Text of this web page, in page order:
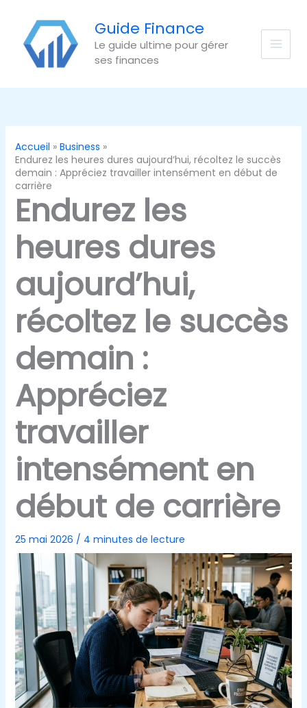
contenu
Guide Finance
Le guide ultime pour gérer
ses finances
Accueil
Business
Endurez les heures dures aujourd’hui, récoltez le succès
demain : Appréciez travailler intensément en début de
carrière
Endurez les
heures dures
aujourd’hui,
récoltez le succès
demain :
Appréciez
travailler
intensément en
début de carrière
25 mai 2026 / 4 minutes de lecture